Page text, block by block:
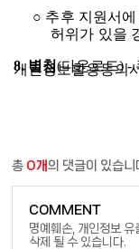
○ 추후 지원서
허위가 있을
8.별첨(다운로드) -
개인정보활용동의
총 0개의 댓글이 있습니
COMMENT
명예훼손, 개인정보 유
삭제 될 수 있습니다.